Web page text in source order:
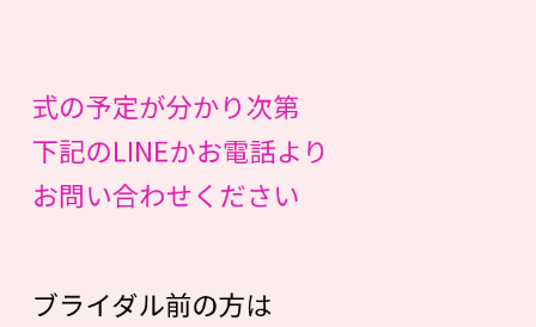
式の予定が分かり次第
下記のLINEかお電話より
お問い合わせください
ブライダル前の方は